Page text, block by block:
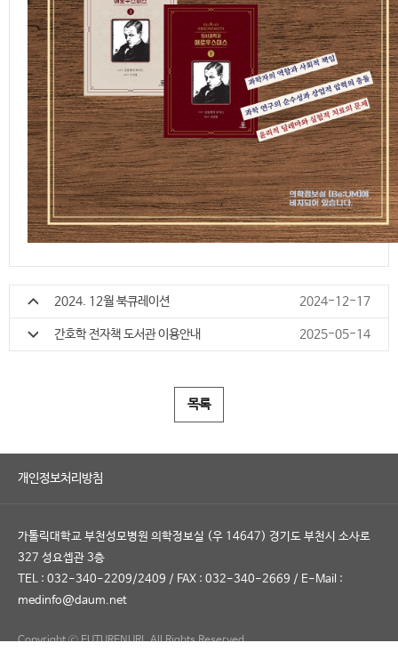
2024. 12월 북큐레이션 2024-12-17
간호학 전자책 도서관 이용안내 2025-05-14
목록
개인정보처리방침
가톨릭대학교 부천성모병원 의학정보실 (우 14647) 경기도 부천시 소사로
327 성요셉관 3층
TEL : 032-340-2209/2409 / FAX : 032-340-2669 / E-Mail :
medinfo@daum.net
Copyright ⓒ FUTURENURI. All Rights Reserved.